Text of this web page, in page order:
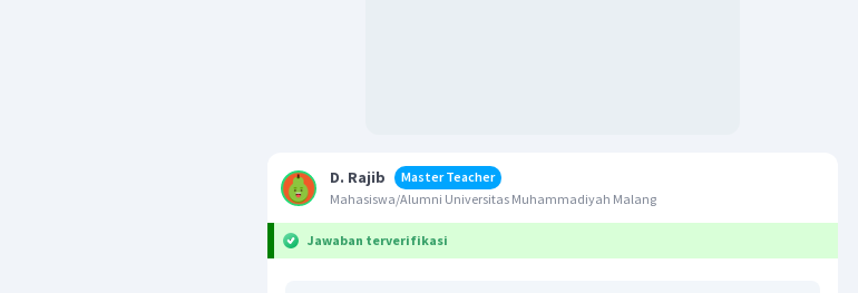
D. Rajib
Master Teacher
Mahasiswa/Alumni Universitas Muhammadiyah Malang
Jawaban terverifikasi